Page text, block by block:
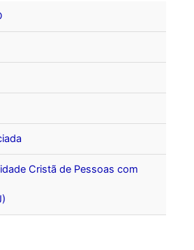
Cristã de Pessoas com